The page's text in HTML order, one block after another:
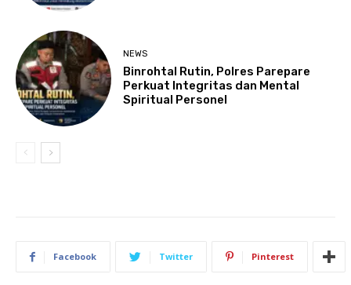
NEWS
Binrohtal Rutin, Polres Parepare
Perkuat Integritas dan Mental
Spiritual Personel
Facebook Twitter Pinterest